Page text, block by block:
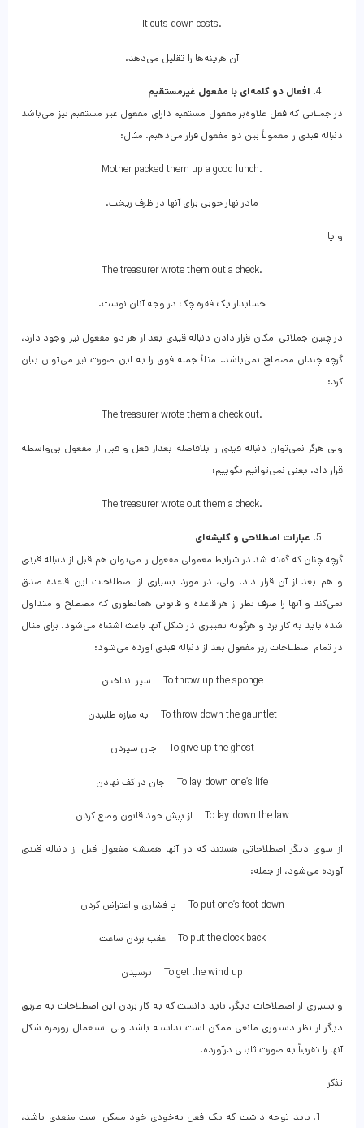
It cuts down costs.
آن هزینه‌ها را تقلیل می‌دهد.
افعال دو کلمه‌ای با مفعول غیرمستقیم
در جملاتی که فعل علاوه‌بر مفعول مستقیم دارای مفعول غیر مستقیم نیز می‌باشد
دنباله قیدی را معمولاً بین دو مفعول قرار می‌دهیم. مثال:
Mother packed them up a good lunch.
مادر نهار خوبی برای آنها در ظرف ریخت.
و یا
The treasurer wrote them out a check.
حسابدار یک فقره چک در وجه آنان نوشت.
در چنین جملاتی امکان قرار دادن دنباله قیدی بعد از هر دو مفعول نیز وجود دارد،
گرچه چندان مصطلح نمی‌باشد. مثلاً جمله فوق را به این صورت نیز می‌توان بیان
کرد:
The treasurer wrote them a check out.
ولی هرگز نمی‌توان دنباله قیدی را بلافاصله بعداز فعل و قبل از مفعول بی‌واسطه
قرار داد. یعنی نمی‌توانیم بگوییم:
The treasurer wrote out them a check.
عبارات اصطلاحی و کلیشه‌ای
گرچه چنان که گفته شد در شرایط معمولی مفعول را می‌توان هم قبل از دنباله قیدی
و هم بعد از آن قرار داد. ولی، در مورد بسیاری از اصطلاحات این قاعده صدق
نمی‌کند و آنها را صرف نظر از هر قاعده و قانونی همانطوری که مصطلح و متداول
شده باید به کار برد و هرگونه تغییری در شکل آنها باعث اشتباه می‌شود. برای مثال
در تمام اصطلاحات زیر مفعول بعد از دنباله قیدی آورده می‌شود:
To throw up the sponge سپر انداختن
To throw down the gauntlet به مبازه طلبیدن
To give up the ghost جان سپردن
To lay down one’s life جان در کف نهادن
To lay down the law از پیش خود قانون وضع کردن
از سوی دیگر اصطلاحاتی هستند که در آنها همیشه مفعول قبل از دنباله قیدی
آورده می‌شود، از جمله:
To put one’s foot down پا فشاری و اعتراض کردن
To put the clock back عقب بردن ساعت
To get the wind up ترسیدن
و بسیاری از اصطلاحات دیگر. باید دانست که به کار بردن این اصطلاحات به طریق
دیگر از نظر دستوری مانعی ممکن است نداشته باشد ولی استعمال روزمره شکل
آنها را تقریباً به صورت ثابتی درآورده.
تذکر
باید توجه داشت که یک فعل به‌خودی خود ممکن است متعدی باشد،